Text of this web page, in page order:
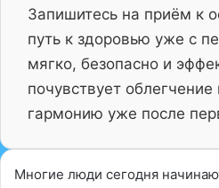
Запишитесь на приём к
путь к здоровью уже с
мягко, безопасно и
почувствует
гармонию уже после
Многие люди сегодня